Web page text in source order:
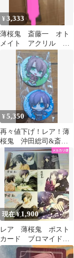
¥3,333
薄桜鬼 斎藤一 オト
メイト アクリル キ
ーホルダー レア
¥5,350
再々値下げ！レア！薄
桜鬼 沖田総司&斎藤
一 缶バッジ
現在 ¥ 1,900
レア 薄桜鬼 ポスト
カード ブロマイド
④ 斎藤一